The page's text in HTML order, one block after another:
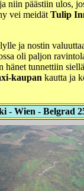
niin päästiin ulos,
vei meidätTulip
ja nostin
oli paljon
tunnettiin
kaupan kautta ja
- Wien - Belgrad